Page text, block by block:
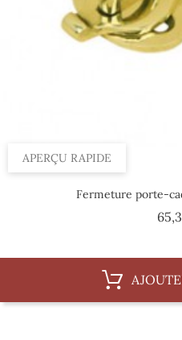
APERÇU RAPIDE
Fermeture porte-